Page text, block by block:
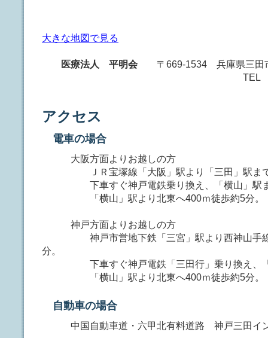
大きな地図で見る
医療法人 平明会 〒669-1534 兵庫県三田
TEL 079-563-
アクセス
電車の場合
大阪方面よりお越しの方
ＪＲ宝塚線「大阪」駅より「三田」駅まで
下車すぐ神戸電鉄乗り換え、「横山」駅ま
「横山」駅より北東へ400ｍ徒歩約5分。
神戸方面よりお越しの方
神戸市営地下鉄「三宮」駅より西神山手線
分。
下車すぐ神戸電鉄「三田行」乗り換え、「
「横山」駅より北東へ400ｍ徒歩約5分。
自動車の場合
中国自動車道・六甲北有料道路 神戸三田イン